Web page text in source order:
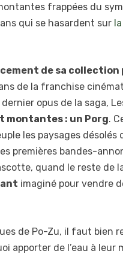
frappées du
qui se hasardent sur
de sa
de la franchise
opus de la saga,
montantes : un Porg.
les paysages désolés
premières bandes-
quand le reste de
imaginé pour vendre
de Po-Zu, il faut bien
de l’eau à leur